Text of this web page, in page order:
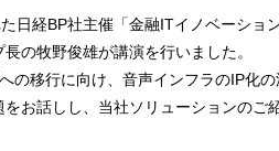
日経BP社主催「金融ITイノベーシ
牧野俊雄が講演を行いました。
移行に向け、音声インフラのIP化
お話しし、当社ソリューションのご